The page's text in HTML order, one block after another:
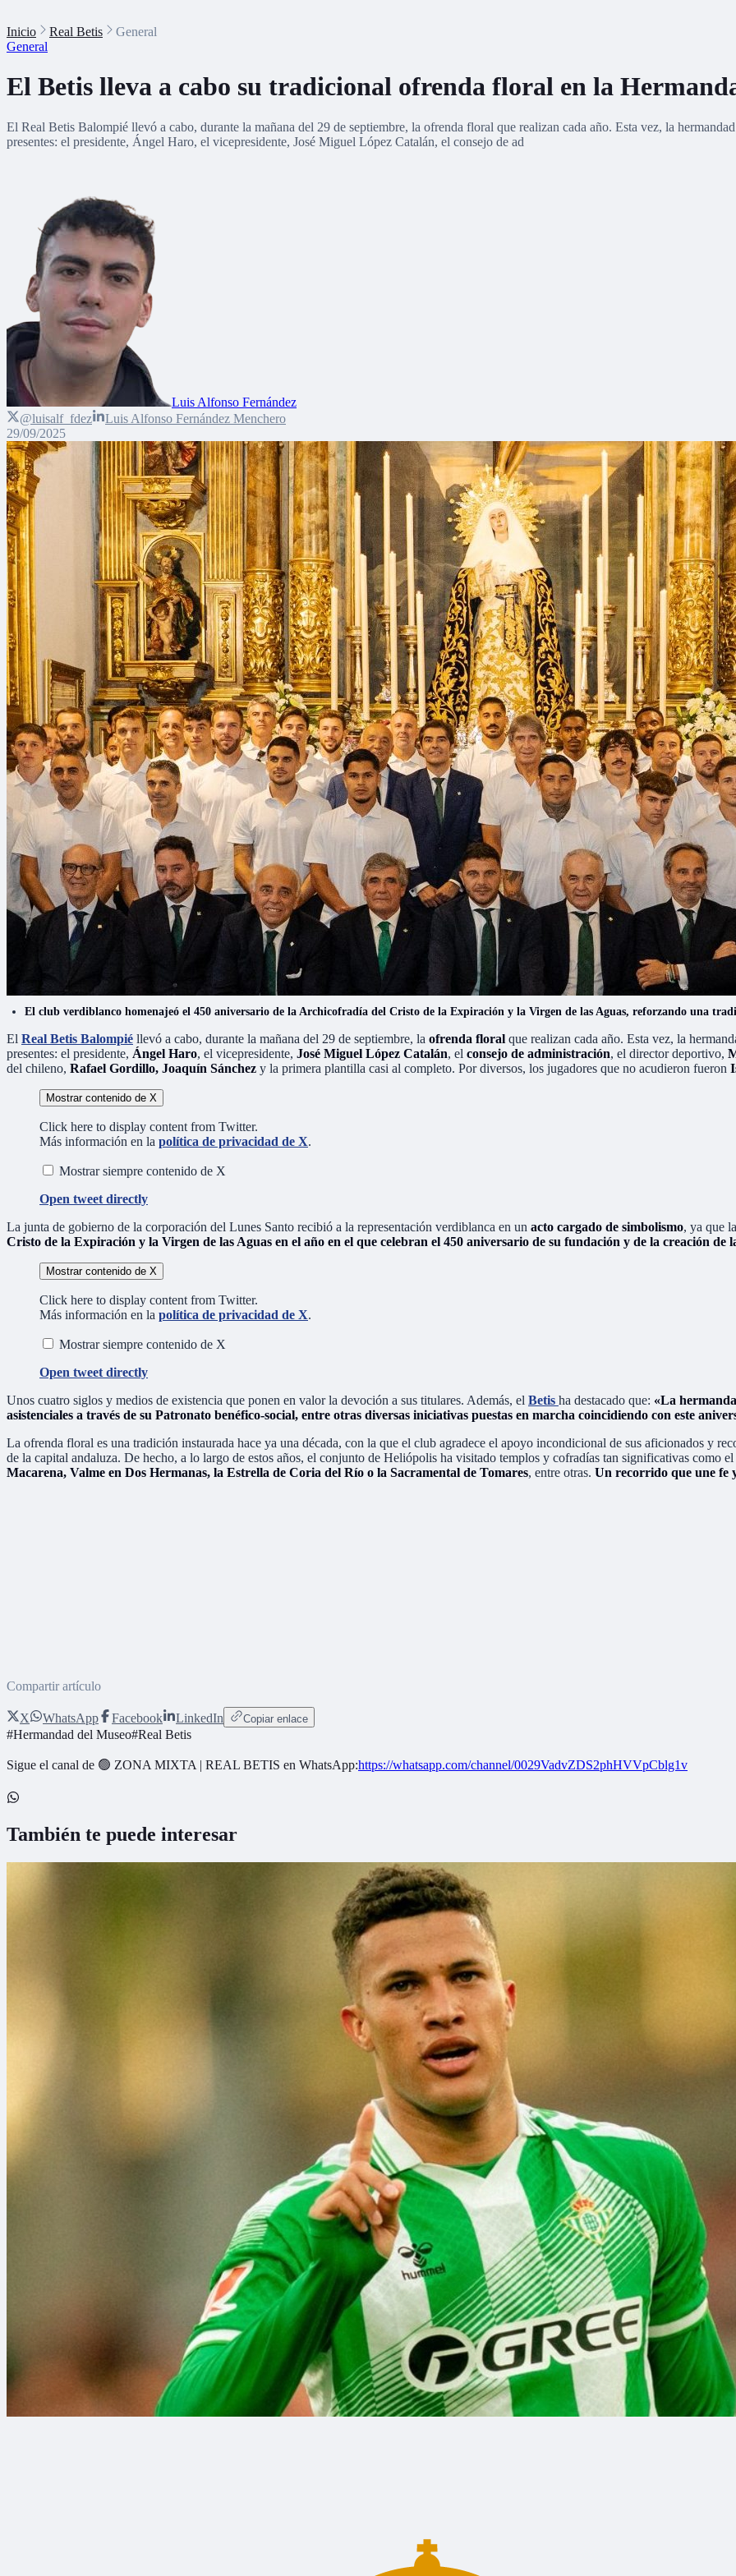
Inicio Real Betis
General
General
El Betis lleva a cabo su tradicional ofrenda floral en la
El Real Betis Balompié llevó a cabo, durante la mañana del 29 de septiembre, la ofrenda floral que realizan cada año. Esta vez, la
presentes: el presidente, Ángel Haro, el vicepresidente, José Miguel López Catalán, el consejo de ad
Luis Alfonso Fernández
@luisalf_fdez
Luis Alfonso Fernández Menchero
29/09/2025
El club verdiblanco homenajeó el 450 aniversario de la Archicofradía del Cristo de la Expiración y la Virgen de las Aguas, reforzando una
El Real Betis Balompié llevó a cabo, durante la mañana del 29 de septiembre, la ofrenda floral que realizan cada año. Esta vez, la
presentes: el presidente, Ángel Haro, el vicepresidente, José Miguel López Catalán, el consejo de administración, el director deportivo,
del chileno, Rafael Gordillo, Joaquín Sánchez y la primera plantilla casi al completo. Por diversos, los jugadores que no acudieron fueron
Mostrar contenido de X
Click here to display content from Twitter.
Más información en la política de privacidad de X.
Mostrar siempre contenido de X
Open tweet directly
La junta de gobierno de la corporación del Lunes Santo recibió a la representación verdiblanca en un acto cargado de simbolismo, ya que
Cristo de la Expiración y la Virgen de las Aguas en el año en el que celebran el 450 aniversario de su fundación y de la creación de
Mostrar contenido de X
Click here to display content from Twitter.
Más información en la política de privacidad de X.
Mostrar siempre contenido de X
Open tweet directly
Unos cuatro siglos y medios de existencia que ponen en valor la devoción a sus titulares. Además, el Betis ha destacado que: «La
asistenciales a través de su Patronato benéfico-social, entre otras diversas iniciativas puestas en marcha coincidiendo con este
La ofrenda floral es una tradición instaurada hace ya una década, con la que el club agradece el apoyo incondicional de sus aficionados y
de la capital andaluza. De hecho, a lo largo de estos años, el conjunto de Heliópolis ha visitado templos y cofradías tan significativas como el
Macarena, Valme en Dos Hermanas, la Estrella de Coria del Río o la Sacramental de Tomares, entre otras. Un recorrido que une fe
Compartir artículo
X WhatsApp Facebook LinkedIn Copiar enlace
#Hermandad del Museo#Real Betis
Sigue el canal de 🟢 ZONA MIXTA | REAL BETIS en WhatsApp:https://whatsapp.com/channel/0029VadvZDS2phHVVpCblg1v
También te puede interesar